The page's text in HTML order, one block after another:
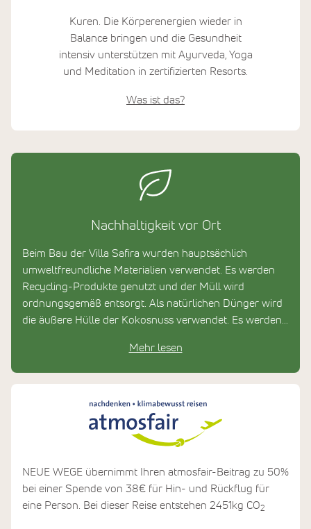
Nachhaltigkeit vor Ort
Beim Bau der Villa Safira wurden hauptsächlich
umweltfreundliche Materialien verwendet. Es werden
Recycling-Produkte genutzt und der Müll wird
ordnungsgemäß entsorgt. Als natürlichen Dünger wird
die äußere Hülle der Kokosnuss verwendet. Es werden
die Vegetation am Strand wird dadurch geschützt.
Mehr lesen
NEUE WEGE übernimmt Ihren atmosfair-Beitrag zu 50%
bei einer Spende von 38€ für Hin- und Rückflug für
eine Person. Bei dieser Reise entstehen 2451kg CO2
Kuren. Die Körperenergien wieder in
Balance bringen und die Gesundheit
intensiv unterstützen mit Ayurveda, Yoga
und Meditation in zertifizierten Resorts.
Was ist das?